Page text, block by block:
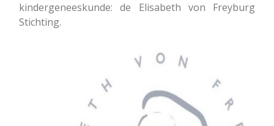
kindergeneeskunde: de Elisabeth von Freyburg
Stichting.